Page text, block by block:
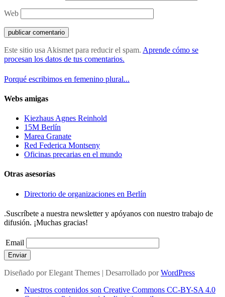
Web
Este sitio usa Akismet para reducir el spam. Aprende cómo se
procesan los datos de tus comentarios.
Porqué escribimos en femenino plural...
Webs amigas
Kiezhaus Agnes Reinhold
15M Berlín
Marea Granate
Red Federica Montseny
Oficinas precarias en el mundo
Otras asesorías
Directorio de organizaciones en Berlín
.Suscríbete a nuestra newsletter y apóyanos con nuestro trabajo de
difusión. ¡Muchas gracias!
Email
Enviar
Diseñado porElegant Themes | Desarrollado porWordPress
Nuestros contenidos son Creative Commons CC-BY-SA 4.0